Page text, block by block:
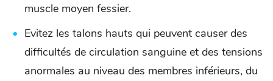
muscle moyen fessier.
Evitez les talons hauts qui peuvent causer des
difficultés de circulation sanguine et des tensions
anormales au niveau des membres inférieurs, du